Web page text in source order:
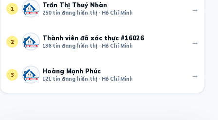
1 Trần Thị Thuý Nhàn
250 tin đang hiển thị · Hồ Chí Minh →
2 Thành viên đã xác thực #16026
136 tin đang hiển thị · Hồ Chí Minh →
3 Hoàng Mạnh Phúc
121 tin đang hiển thị · Hồ Chí Minh →